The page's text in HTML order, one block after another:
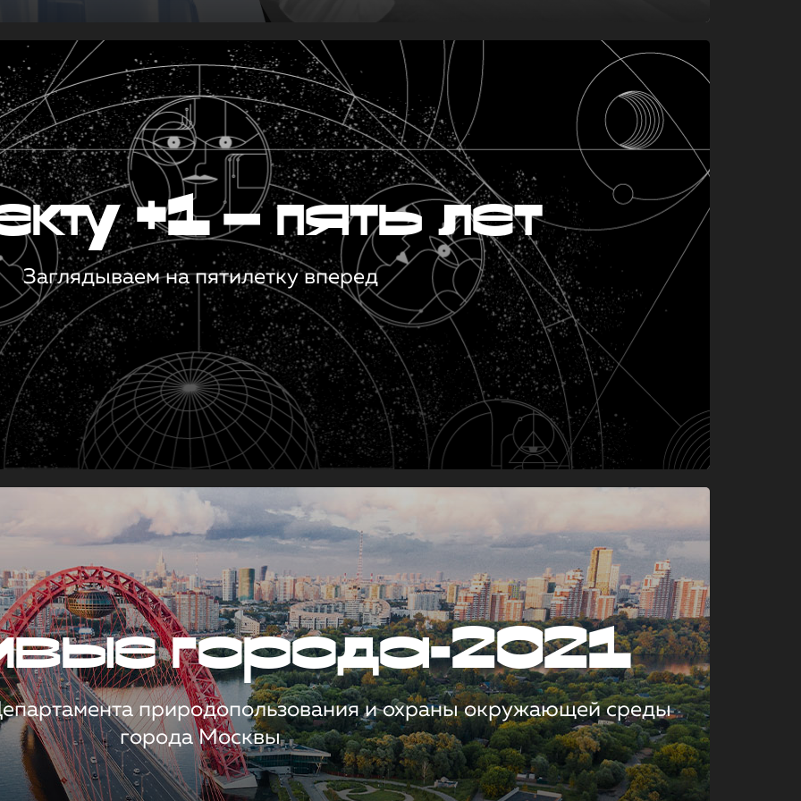
+1 — пять лет
Заглядываем на пятилетку вперед
города-2021
природопользования и охраны окружающей среды
города Москвы